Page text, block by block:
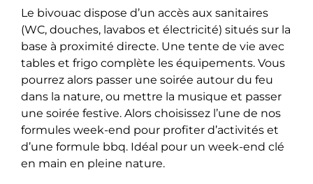
Le bivouac dispose d’un accès aux sanitaires
(WC, douches, lavabos et électricité) situés sur la
base à proximité directe. Une tente de vie avec
tables et frigo complète les équipements. Vous
pourrez alors passer une soirée autour du feu
dans la nature, ou mettre la musique et passer
une soirée festive. Alors choisissez l’une de nos
formules week-end pour profiter d’activités et
d’une formule bbq. Idéal pour un week-end clé
en main en pleine nature.